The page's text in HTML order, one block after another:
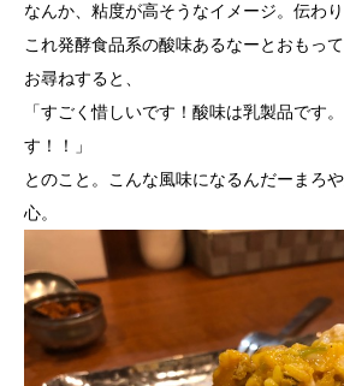
なんか、粘度が高そうなイメージ。伝わ
これ発酵食品系の酸味あるなーとおもっ
お尋ねすると、
「すごく惜しいです！酸味は乳製品です
す！！」
とのこと。こんな風味になるんだーまろ
心。